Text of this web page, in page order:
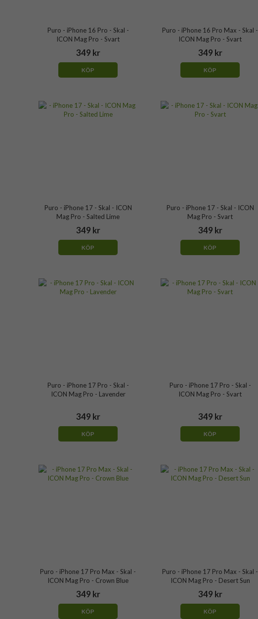
Puro - iPhone 16 Pro - Skal -
ICON Mag Pro - Svart
349 kr
KÖP
Puro - iPhone 16 Pro Max - Skal -
ICON Mag Pro - Svart
349 kr
KÖP
Puro - iPhone 17 - Skal - ICON
Mag Pro - Salted Lime
349 kr
KÖP
Puro - iPhone 17 - Skal - ICON
Mag Pro - Svart
349 kr
KÖP
Puro - iPhone 17 Pro - Skal -
ICON Mag Pro - Lavender
349 kr
KÖP
Puro - iPhone 17 Pro - Skal -
ICON Mag Pro - Svart
349 kr
KÖP
Puro - iPhone 17 Pro Max - Skal -
ICON Mag Pro - Crown Blue
349 kr
KÖP
Puro - iPhone 17 Pro Max - Skal -
ICON Mag Pro - Desert Sun
349 kr
KÖP